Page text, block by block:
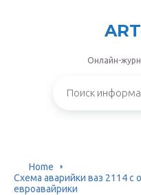
Онлайн-
Home
Схема аварийки ваз 2114
евроавайрики